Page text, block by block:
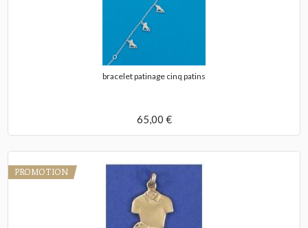
bracelet patinage cinq patins
65,00 €
PROMOTION